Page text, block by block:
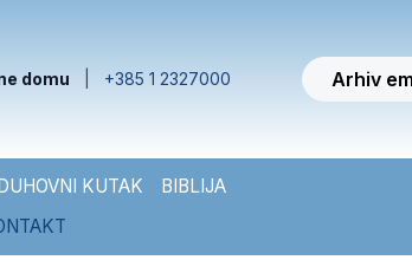
domu +385 1 2327000 Arhiv
DUHOVNI KUTAK
BIBLIJA